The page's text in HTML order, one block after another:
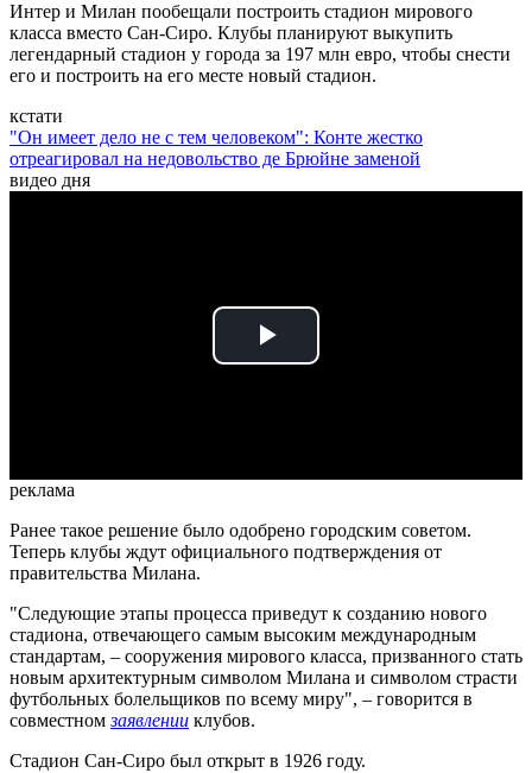
Интер и Милан пообещали построить стадион мирового
класса вместо Сан-Сиро. Клубы планируют выкупить
легендарный стадион у города за 197 млн евро, чтобы снести
его и построить на его месте новый стадион.
кстати
"Он имеет дело не с тем человеком": Конте жестко
отреагировал на недовольство де Брюйне заменой
видео дня
Play
реклама
Ранее такое решение было одобрено городским советом.
Теперь клубы ждут официального подтверждения от
правительства Милана.
"Следующие этапы процесса приведут к созданию нового
стадиона, отвечающего самым высоким международным
стандартам, – сооружения мирового класса, призванного стать
новым архитектурным символом Милана и символом страсти
футбольных болельщиков по всему миру", – говорится в
совместномзаявлении клубов.
Стадион Сан-Сиро был открыт в 1926 году.